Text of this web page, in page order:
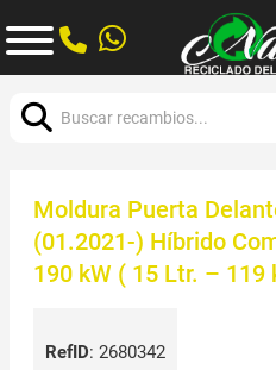
Moldura Puerta
(01.2021-) Híbrido
190 kW ( 15 Ltr. – 119
RefID: 2680342